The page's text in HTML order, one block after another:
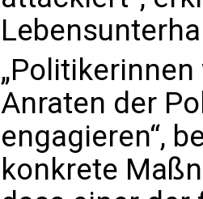
Anraten der
engagieren“,
konkrete